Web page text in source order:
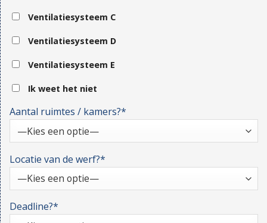
Ventilatiesysteem C
Ventilatiesysteem D
Ventilatiesysteem E
Ik weet het niet
Aantal ruimtes / kamers?*
Locatie van de werf?*
Deadline?*